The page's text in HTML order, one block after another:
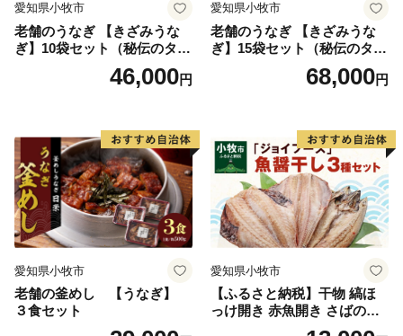
愛知県小牧市
老舗のうなぎ 【きざみうな
ぎ】10袋セット（秘伝のタレ
46,000円
愛知県小牧市
老舗のうなぎ 【きざみうな
ぎ】15袋セット（秘伝のタレ
68,000円
愛知県小牧市
老舗の釜めし 【うなぎ】
３食セット
愛知県小牧市
【ふるさと納税】干物 縞ほ
っけ開き 赤魚開き さばの開
き 魚醤干し 3種 セット 詰め